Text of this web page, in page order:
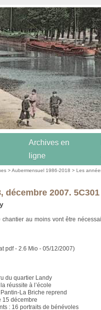
Archives en
ligne
>Aubermensuel 1986-2018 >Les
décembre 2007. 5C301
au moins vont être
pdf - 2.6 Mio - 05/12/2007)
du quartier Landy
réussite à l’école
La Briche reprend
15 décembre
: 16 portraits de bénévoles